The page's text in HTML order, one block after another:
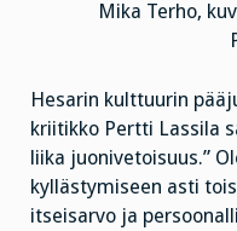
Mika Terho,
Hesarin kulttuurin
kriitikko Pertti Lassila
liika juonivetoisuus.”
kyllästymiseen asti
itseisarvo ja